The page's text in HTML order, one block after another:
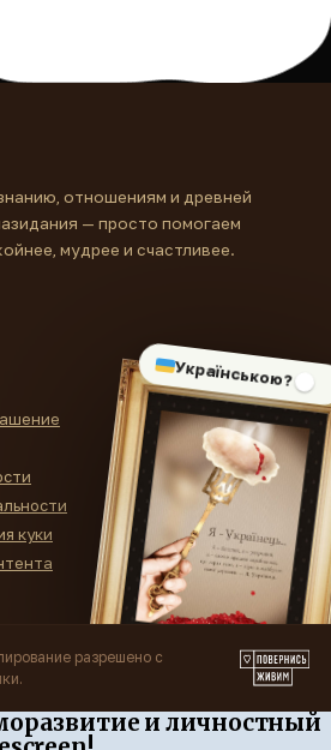
Українською?
отношениям и древней
— просто помогаем
мудрее и счастливее.
куки
разрешено с
и личностный